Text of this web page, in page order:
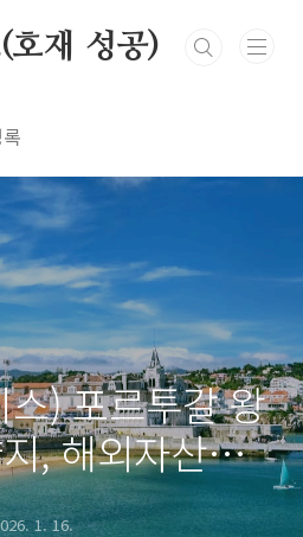
호재 성공)
) 포르투갈 왕
, 해외자산가
1. 16.